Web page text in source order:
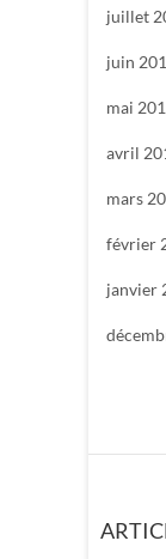
juillet
juin
mai
avril
mars
février
janvier